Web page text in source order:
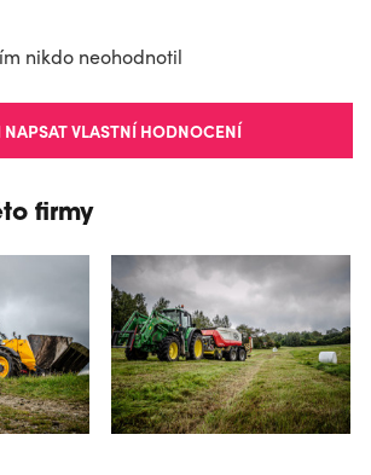
nikdo neohodnotil
VLASTNÍ HODNOCENÍ
firmy